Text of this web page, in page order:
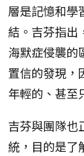
層是記憶和學
結。吉芬指出
海默症侵襲的
置信的發現，
年輕的、甚至
吉芬與團隊也
統，目的是了